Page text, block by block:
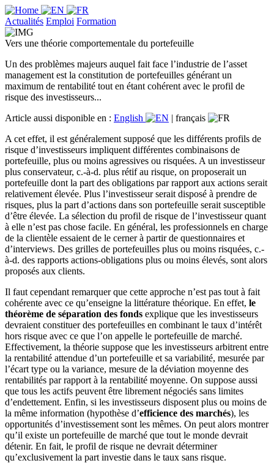
Actualités Emploi Formation
Vers une théorie comportementale du portefeuille
Un des problèmes majeurs auquel fait face l’industrie de l’asset
management est la constitution de portefeuilles générant un
maximum de rentabilité tout en étant cohérent avec le profil de
risque des investisseurs...
Article aussi disponible en : English | français
A cet effet, il est généralement supposé que les différents profils de
risque d’investisseurs impliquent différentes combinaisons de
portefeuille, plus ou moins agressives ou risquées. A un investisseur
plus conservateur, c.-à-d. plus rétif au risque, on proposerait un
portefeuille dont la part des obligations par rapport aux actions serait
relativement élevée. Plus l’investisseur serait disposé à prendre de
risques, plus la part d’actions dans son portefeuille serait susceptible
d’être élevée. La sélection du profil de risque de l’investisseur quant
à elle n’est pas chose facile. En général, les professionnels en charge
de la clientèle essaient de le cerner à partir de questionnaires et
d’interviews. Des grilles de portefeuilles plus ou moins risquées, c.-
à-d. des rapports actions-obligations plus ou moins élevés, sont alors
proposés aux clients.
Il faut cependant remarquer que cette approche n’est pas tout à fait
cohérente avec ce qu’enseigne la littérature théorique. En effet, le
théorème de séparation des fonds explique que les investisseurs
devraient constituer des portefeuilles en combinant le taux d’intérêt
hors risque avec ce que l’on appelle le portefeuille de marché.
Effectivement, la théorie suppose que les investisseurs arbitrent entre
la rentabilité attendue d’un portefeuille et sa variabilité, mesurée par
l’écart type ou la variance, mesure de la déviation moyenne des
rentabilités par rapport à la rentabilité moyenne. On suppose aussi
que tous les actifs peuvent être librement négociés sans limites
d’endettement. Enfin, si les investisseurs disposent plus ou moins de
la même information (hypothèse d’efficience des marchés), les
opportunités d’investissement sont les mêmes. On peut alors montrer
qu’il existe un portefeuille de marché que tout le monde devrait
détenir. En fait, le profil de risque ne devrait déterminer
qu’exclusivement la part investie dans le taux sans risque.